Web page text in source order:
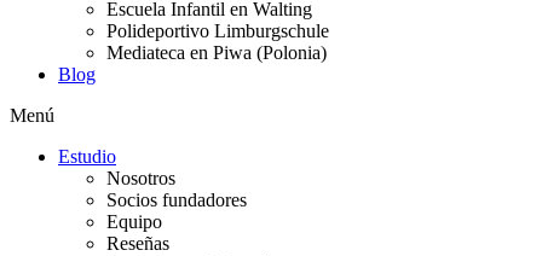
Escuela Infantil en Walting
Polideportivo Limburgschule
Mediateca en Piwa (Polonia)
Blog
Menú
Estudio
Nosotros
Socios fundadores
Equipo
Reseñas